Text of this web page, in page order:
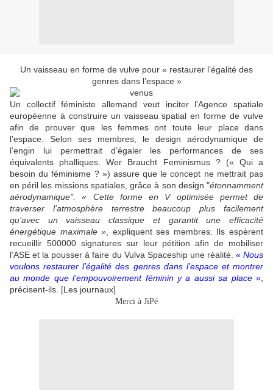
Un vaisseau en forme de vulve pour « restaurer l’égalité des
genres dans l’espace »
Un collectif féministe allemand veut inciter l’Agence spatiale
européenne à construire un vaisseau spatial en forme de vulve
afin de prouver que les femmes ont toute leur place dans
l’espace. Selon ses membres, le design aérodynamique de
l’engin lui permettrait d’égaler les performances de ses
équivalents phalliques. Wer Braucht Feminismus ? (« Qui a
besoin du féminisme ? ») assure que le concept ne mettrait pas
en péril les missions spatiales, grâce à son design "étonnamment
aérodynamique". « Cette forme en V optimisée permet de
traverser l’atmosphère terrestre beaucoup plus facilement
qu’avec un vaisseau classique et garantit une efficacité
énergétique maximale » , expliquent ses membres. Ils espèrent
recueillir 500000 signatures sur leur pétition afin de mobiliser
l’ASE et la pousser à faire du Vulva Spaceship une réalité. «Nous
voulons restaurer l’égalité des genres dans l’espace et montrer
au monde que l’empouvoirement féminin y a aussi sa place »
précisent-ils. [Les journaux]
Merci à JiPé